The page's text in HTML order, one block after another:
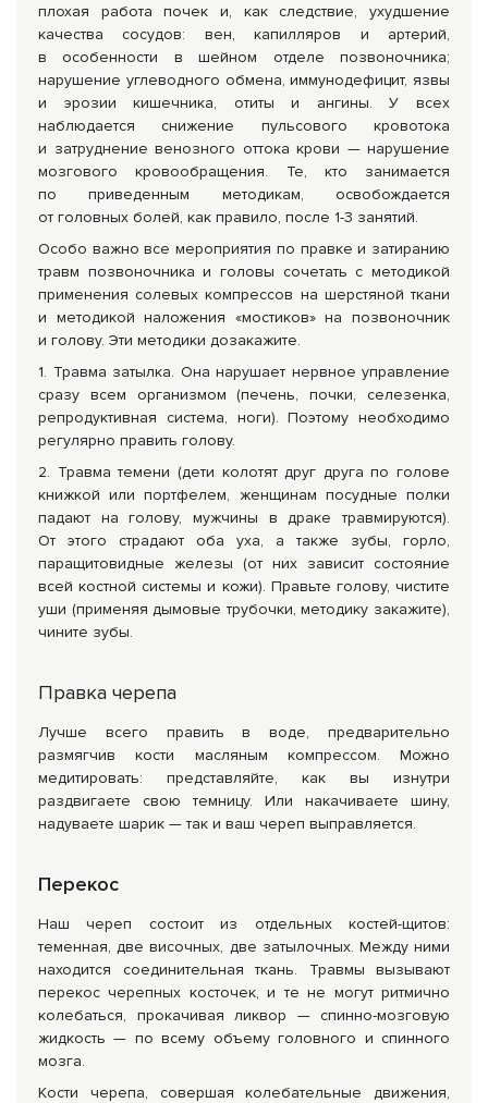
плохая работа почек и, как следствие, ухудшение
качества сосудов: вен, капилляров и артерий,
в особенности в шейном отделе позвоночника;
нарушение углеводного обмена, иммунодефицит, язвы
и эрозии кишечника, отиты и ангины. У всех
наблюдается снижение пульсового кровотока
и затруднение венозного оттока крови — нарушение
мозгового кровообращения. Те, кто занимается
по приведенным методикам, освобождается
от головных болей, как правило, после 1-3 занятий.
Особо важно все мероприятия по правке и затиранию
травм позвоночника и головы сочетать с методикой
применения солевых компрессов на шерстяной ткани
и методикой наложения «мостиков» на позвоночник
и голову. Эти методики дозакажите.
1. Травма затылка. Она нарушает нервное управление
сразу всем организмом (печень, почки, селезенка,
репродуктивная система, ноги). Поэтому необходимо
регулярно править голову.
2. Травма темени (дети колотят друг друга по голове
книжкой или портфелем, женщинам посудные полки
падают на голову, мужчины в драке травмируются).
От этого страдают оба уха, а также зубы, горло,
паращитовидные железы (от них зависит состояние
всей костной системы и кожи). Правьте голову, чистите
уши (применяя дымовые трубочки, методику закажите),
чините зубы.
Правка черепа
Лучше всего править в воде, предварительно
размягчив кости масляным компрессом. Можно
медитировать: представляйте, как вы изнутри
раздвигаете свою темницу. Или накачиваете шину,
надуваете шарик — так и ваш череп выправляется.
Перекос
Наш череп состоит из отдельных костей-щитов:
теменная, две височных, две затылочных. Между ними
находится соединительная ткань. Травмы вызывают
перекос черепных косточек, и те не могут ритмично
колебаться, прокачивая ликвор — спинно-мозговую
жидкость — по всему объему головного и спинного
мозга.
Кости черепа, совершая колебательные движения,